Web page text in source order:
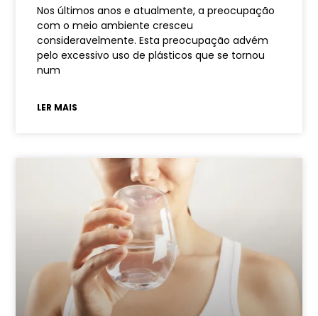
Nos últimos anos e atualmente, a preocupação
com o meio ambiente cresceu
consideravelmente. Esta preocupação advém
pelo excessivo uso de plásticos que se tornou
num
LER MAIS